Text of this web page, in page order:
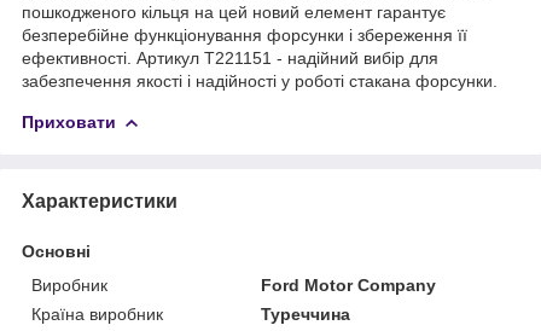
пошкодженого кільця на цей новий елемент гарантує
безперебійне функціонування форсунки і збереження її
ефективності. Артикул T221151 - надійний вибір для
забезпечення якості і надійності у роботі стакана форсунки.
Приховати
Характеристики
Основні
Виробник
Ford Motor Company
Країна виробник
Туреччина